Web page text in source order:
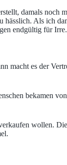
damals noch
hässlich. Als ich
endgültig für Irre.
macht es der
bekamen
wollen. Die